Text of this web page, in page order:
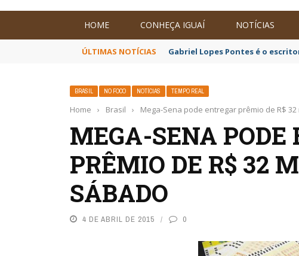
HOME CONHEÇA IGUAÍ NOTÍCIAS
ÚLTIMAS NOTÍCIAS Gabriel Lopes Pontes é o
BRASIL NO FOCO NOTÍCIAS TEMPO REAL
Home › Brasil › Mega-Sena pode entregar prêmio de R$
MEGA-SENA PODE
PRÊMIO DE R$ 32
SÁBADO
4 DE ABRIL DE 2015 0